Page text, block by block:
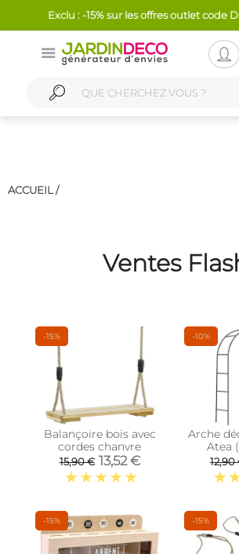
Exclu : -15% sur les offres outlet code
ACCUEIL /
Ventes
-15%
Balançoire bois avec
cordes chanvre
15,90 € 13,52 €
-10%
Arche
Atea
12,90
-15% -15%